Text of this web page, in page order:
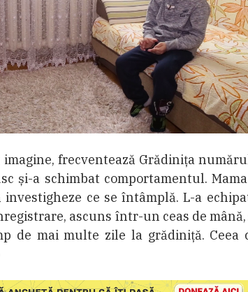
frecventează Grădinița
și-a schimbat comportamentul.
investigheze ce se întâmplă. L-a
ascuns într-un ceas de mână,
de mai multe zile la grădiniță. Ceea